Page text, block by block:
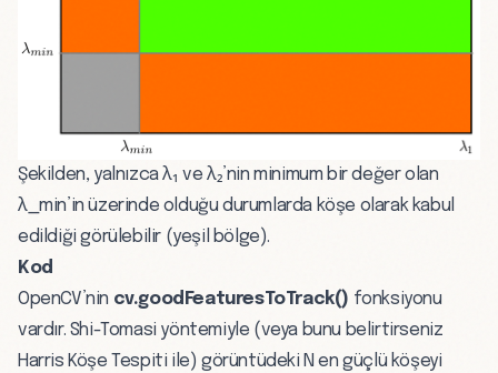
Şekilden, yalnızca λ₁ ve λ₂’nin minimum bir değer olan
λ_min’in üzerinde olduğu durumlarda köşe olarak kabul
edildiği görülebilir (yeşil bölge).
Kod
OpenCV’nin cv.goodFeaturesToTrack() fonksiyonu
vardır. Shi-Tomasi yöntemiyle (veya bunu belirtirseniz
Harris Köşe Tespiti ile) görüntüdeki N en güçlü köşeyi